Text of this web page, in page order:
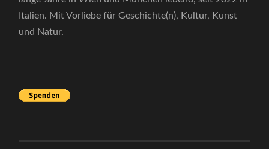
Italien. Mit Vorliebe für Geschichte(n), Kultur, Kunst
und Natur.